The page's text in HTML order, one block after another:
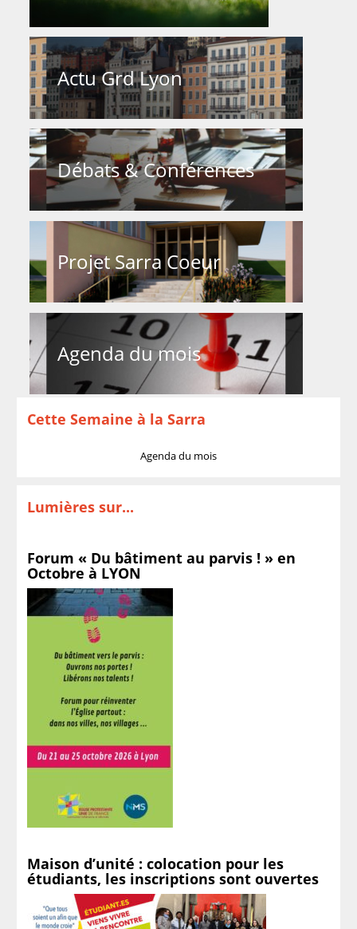
Actu Grd Lyon
Débats & Conférences
Projet Sarra Coeur
Agenda du mois
Cette Semaine à la Sarra
Agenda du mois
Lumières sur...
Forum « Du bâtiment au parvis ! » en
Octobre à LYON
Maison d’unité : colocation pour les
étudiants, les inscriptions sont ouvertes